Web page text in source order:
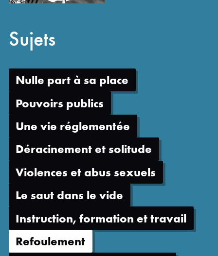
Sujets
Nulle part à sa place
Pouvoirs publics
Une vie réglementée
Déracinement et solitude
Violences et abus sexuels
Le saut dans le vide
Instruction, formation et travail
Refoulement